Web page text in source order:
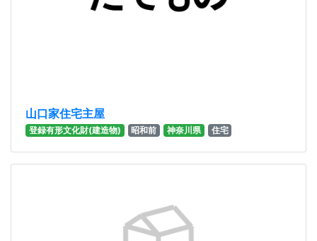
山口家住宅主屋
登録有形文化財(建造物) 昭和前 神奈川県 住宅